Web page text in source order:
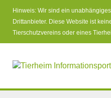
Hinweis: Wir sind ein
Drittanbieter. Diese Website ist
Tierschutzvereins oder eines